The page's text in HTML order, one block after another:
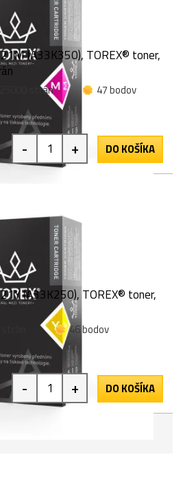
(A33K350), TOREX® toner,
25000 strán
47 bodov
- + DO KOŠÍKA
(A33K250), TOREX® toner,
46 bodov
- + DO KOŠÍKA